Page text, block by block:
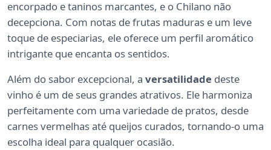
encorpado e taninos marcantes, e o Chilano não
decepciona. Com notas de frutas maduras e um leve
toque de especiarias, ele oferece um perfil aromático
intrigante que encanta os sentidos.
Além do sabor excepcional, a versatilidade deste
vinho é um de seus grandes atrativos. Ele harmoniza
perfeitamente com uma variedade de pratos, desde
carnes vermelhas até queijos curados, tornando-o uma
escolha ideal para qualquer ocasião.